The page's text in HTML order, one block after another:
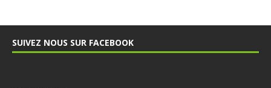
SUIVEZ NOUS SUR FACEBOOK